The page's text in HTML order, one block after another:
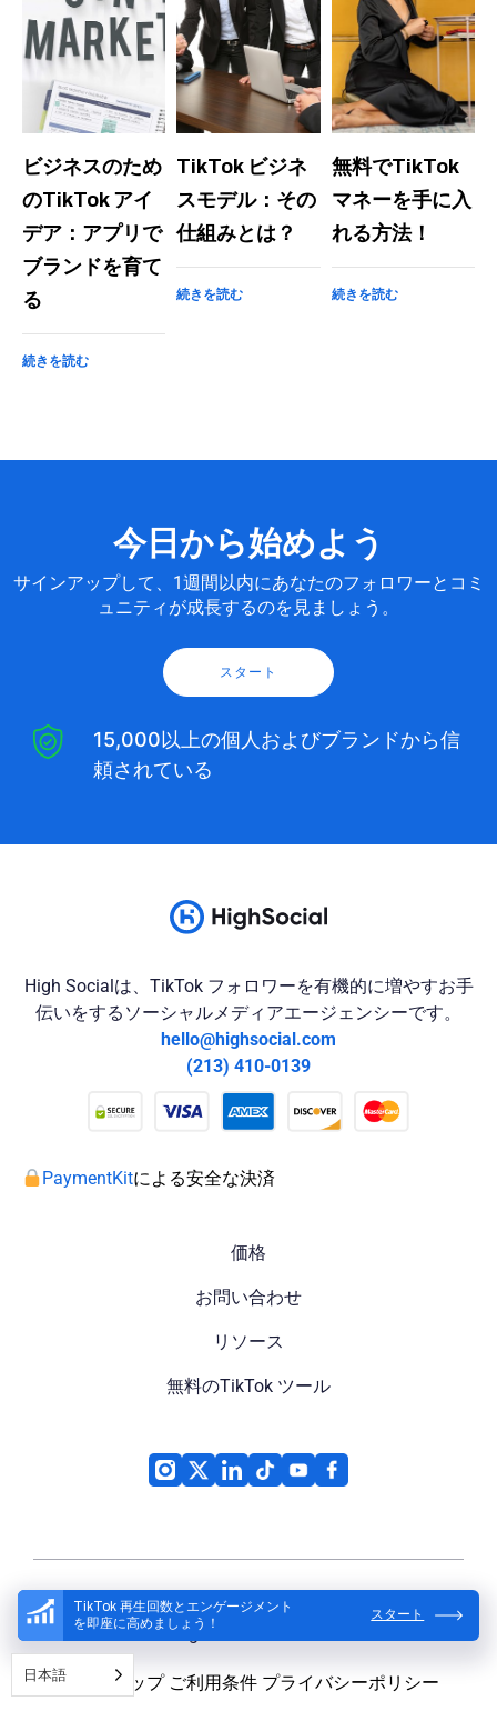
TikTok 再生回数とエンゲージメント
を即座に高めましょう！
スタート
ビジネスのため
のTikTok アイ
デア：アプリで
ブランドを育て
る
続きを読む
TikTok ビジネ
スモデル：その
仕組みとは？
続きを読む
無料でTikTok
マネーを手に入
れる方法！
続きを読む
今日から始めよう
サインアップして、1週間以内にあなたのフォロワーとコミ
ュニティが成長するのを見ましょう。
スタート
15,000以上の個人およびブランドから信
頼されている
High Socialは、TikTok フォロワーを有機的に増やすお手
伝いをするソーシャルメディアエージェンシーです。
hello@highsocial.com
(213) 410-0139
PaymentKitによる安全な決済
価格
お問い合わせ
リソース
無料のTikTok ツール
High Social
サイトマップ ご利用条件 プライバシーポリシー
日本語